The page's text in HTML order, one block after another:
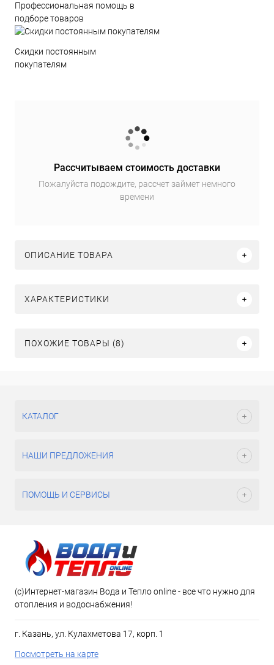
Профессиональная помощь в
подборе товаров
Скидки постоянным
покупателям
Рассчитываем стоимость доставки
Пожалуйста подождите, рассчет займет немного
времени
ОПИСАНИЕ ТОВАРА
ХАРАКТЕРИСТИКИ
ПОХОЖИЕ ТОВАРЫ (8)
КАТАЛОГ
НАШИ ПРЕДЛОЖЕНИЯ
ПОМОЩЬ И СЕРВИСЫ
(c)Интернет-магазин Вода и Тепло online - все что нужно для
отопления и водоснабжения!
г. Казань, ул. Кулахметова 17, корп. 1
Посмотреть на карте